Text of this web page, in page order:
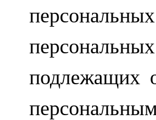
подлежащих